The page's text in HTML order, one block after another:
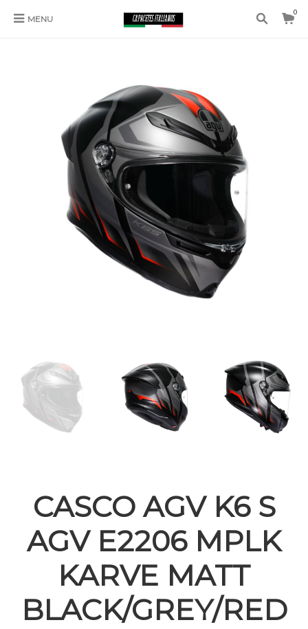
MENU
0
CASCO AGV K6 S
AGV E2206 MPLK
KARVE MATT
BLACK/GREY/RED